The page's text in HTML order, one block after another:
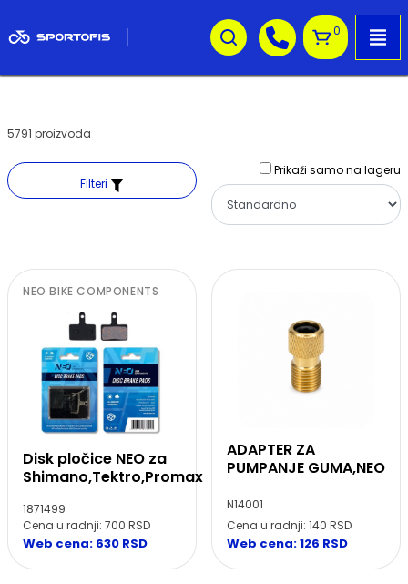
0
5791 proizvoda
Filteri
Prikaži samo na lageru
NEO BIKE COMPONENTS
Disk pločice NEO za
Shimano,Tektro,Promax
1871499
Cena u radnji: 700 RSD
Web cena: 630 RSD
ADAPTER ZA
PUMPANJE GUMA,NEO
N14001
Cena u radnji: 140 RSD
Web cena: 126 RSD